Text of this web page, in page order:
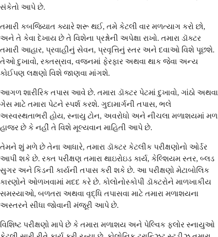
સંકેતો આપે છે.
તમારી કબજિયાત ક્યારે શરૂ થઈ, તમે કેટલી વાર મળત્યાગ કરો છો,
અને તે કેવા દેખાય છે તે વિશેના પ્રશ્નોની અપેક્ષા રાખો. તમારા ડૉક્ટર
તમારી આહાર, પ્રવાહીનું સેવન, પ્રવૃત્તિનું સ્તર અને દવાઓ વિશે પૂછશે.
તેઓ દુખાવો, રક્તસ્રાવ, વજનમાં ફેરફાર અથવા થાક જેવા અન્ય
કોઈપણ લક્ષણો વિશે જાણવા માંગશે.
આગળ શારીરિક તપાસ આવે છે. તમારા ડૉક્ટર પેટમાં દુખાવો, ગાંઠો અથવા
ગેસ માટે તમારા પેટને સ્પર્શ કરશે. ગુદામાર્ગની તપાસ, ભલે
અસ્વસ્થતાભરી હોય, સ્નાયુ ટોન, અવરોધો અને નીચલા મળાશયમાં મળ
હાજર છે કે નહીં તે વિશે મૂલ્યવાન માહિતી આપે છે.
તેમને શું મળે છે તેના આધારે, તમારા ડૉક્ટર કેટલીક પરીક્ષણોનો ઓર્ડર
આપી શકે છે. રક્ત પરીક્ષણ તમારા થાઇરોઇડ કાર્ય, કેલ્શિયમ સ્તર, બ્લડ
સુગર અને કિડની કાર્યની તપાસ કરી શકે છે. આ પરીક્ષણો મેટાબોલિક
કારણોને ઓળખવામાં મદદ કરે છે. કોલોનોસ્કોપી ડૉક્ટરોને માળખાકીય
સમસ્યાઓ, બળતરા અથવા વૃદ્ધિ તપાસવા માટે તમારા મળાશયના
અસ્તરને સીધા જોવાની મંજૂરી આપે છે.
વિશિષ્ટ પરીક્ષણો માપે છે કે તમારા મળાશય અને પેલ્વિક ફ્લોર સ્નાયુઓ